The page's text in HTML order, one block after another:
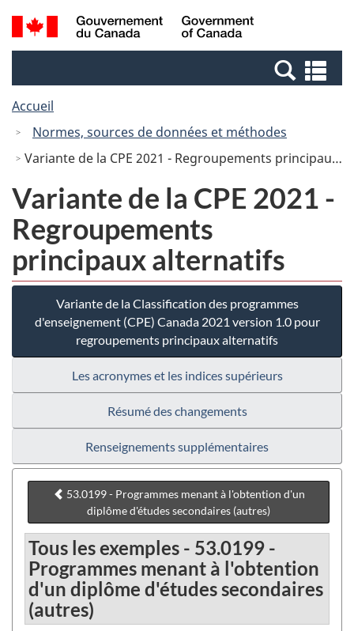
Passer
au
Passer
à
Canada
Recherche
et
et
Accueil
Normes, sources de données et méthodes
Variante de la CPE 2021 - Regroupements principaux alternatifs
Variante de la CPE 2021 -
Regroupements
principaux alternatifs
Variante de la Classification des programmes
d'enseignement (CPE) Canada 2021 version 1.0 pour
regroupements principaux alternatifs
Les acronymes et les indices supérieurs
Résumé des changements
Renseignements supplémentaires
53.0199 - Programmes menant à l'obtention d'un
diplôme d'études secondaires (autres)
Tous les exemples - 53.0199 -
Programmes menant à l'obtention
d'un diplôme d'études secondaires
(autres)